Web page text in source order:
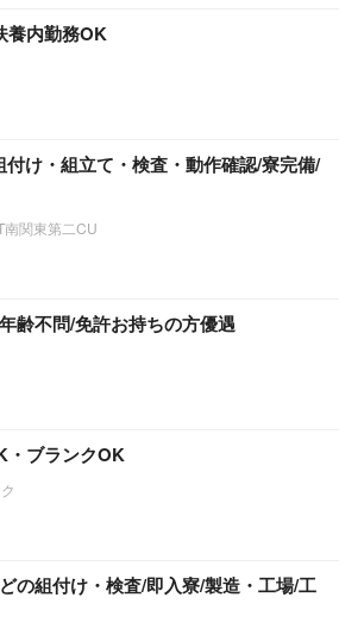
養内勤務OK
付け・組立て・検査・動作確認/寮完備/
南関東第二CU
齢不問/免許お持ちの方優遇
・ブランクOK
の組付け・検査/即入寮/製造・工場/工